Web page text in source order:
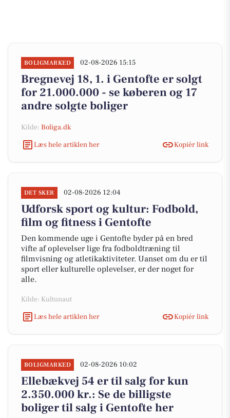
BOLIGMARKED 02-08-2026 15:15
Bregnevej 18, 1. i Gentofte er solgt
for 21.000.000 - se køberen og 17
andre solgte boliger
Kilde: Boliga.dk
Læs hele artiklen her
Kopiér link
DET SKER 02-08-2026 12:04
Udforsk sport og kultur: Fodbold,
film og fitness i Gentofte
Den kommende uge i Gentofte byder på en bred
vifte af oplevelser lige fra fodboldtræning til
filmvisning og atletikaktiviteter. Uanset om du er til
sport eller kulturelle oplevelser, er der noget for
alle.
Kilde: Kultunaut
Læs hele artiklen her
Kopiér link
BOLIGMARKED 02-08-2026 10:02
Ellebækvej 54 er til salg for kun
2.350.000 kr.: Se de billigste
boliger til salg i Gentofte her